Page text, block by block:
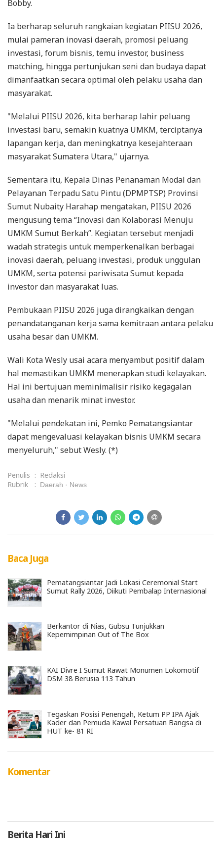
Bobby.
Ia berharap seluruh rangkaian kegiatan PIISU 2026,
mulai pameran inovasi daerah, promosi peluang
investasi, forum bisnis, temu investor, business
matching, hingga pertunjukan seni dan budaya dapat
dimanfaatkan secara optimal oleh pelaku usaha dan
masyarakat.
"Melalui PIISU 2026, kita berharap lahir peluang
investasi baru, semakin kuatnya UMKM, terciptanya
lapangan kerja, dan meningkatnya kesejahteraan
masyarakat Sumatera Utara," ujarnya.
Sementara itu, Kepala Dinas Penanaman Modal dan
Pelayanan Terpadu Satu Pintu (DPMPTSP) Provinsi
Sumut Nubaity Harahap mengatakan, PIISU 2026
mengusung tema “Inovasi dan Kolaborasi Menuju
UMKM Sumut Berkah”. Kegiatan tersebut menjadi
wadah strategis untuk memperkenalkan berbagai
inovasi daerah, peluang investasi, produk unggulan
UMKM, serta potensi pariwisata Sumut kepada
investor dan masyarakat luas.
Pembukaan PIISU 2026 juga dirangkaikan dengan
penandatanganan kerja sama kemitraan antara pelaku
usaha besar dan UMKM.
Wali Kota Wesly usai acara menyambut positif dalam
hal memastikan UMKM menerapkan studi kelayakan.
Hal ini bertujuan meminimalisir risiko kegagalan
usaha dan menarik minat investor.
"Melalui pendekatan ini, Pemko Pematangsiantar
dapat mengevaluasi kelayakan bisnis UMKM secara
menyeluruh," sebut Wesly. (*)
Penulis : Redaksi
Rubrik
: Daerah News
Baca Juga
Pematangsiantar Jadi Lokasi Ceremonial Start
Sumut Rally 2026, Diikuti Pembalap Internasional
Berkantor di Nias, Gubsu Tunjukkan
Kepemimpinan Out of The Box
KAI Divre I Sumut Rawat Monumen Lokomotif
DSM 38 Berusia 113 Tahun
Tegaskan Posisi Penengah, Ketum PP IPA Ajak
Kader dan Pemuda Kawal Persatuan Bangsa di
HUT ke- 81 RI
Komentar
Berita Hari Ini